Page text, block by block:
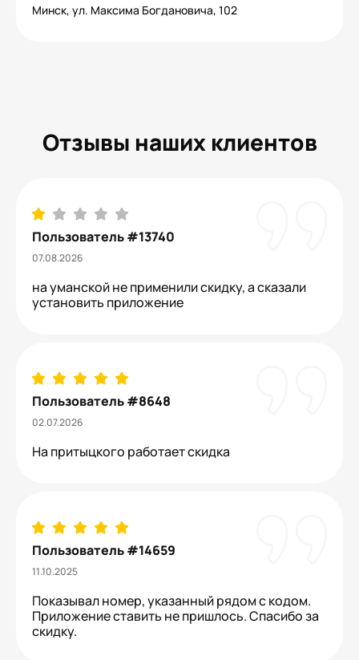
Минск, ул. Максима Богдановича, 102
Отзывы наших клиентов
Пользователь #13740
07.08.2026
на уманской не применили скидку, а сказали
установить приложение
Пользователь #8648
02.07.2026
На притыцкого работает скидка
Пользователь #14659
11.10.2025
Показывал номер, указанный рядом с кодом.
Приложение ставить не пришлось. Спасибо за
скидку.